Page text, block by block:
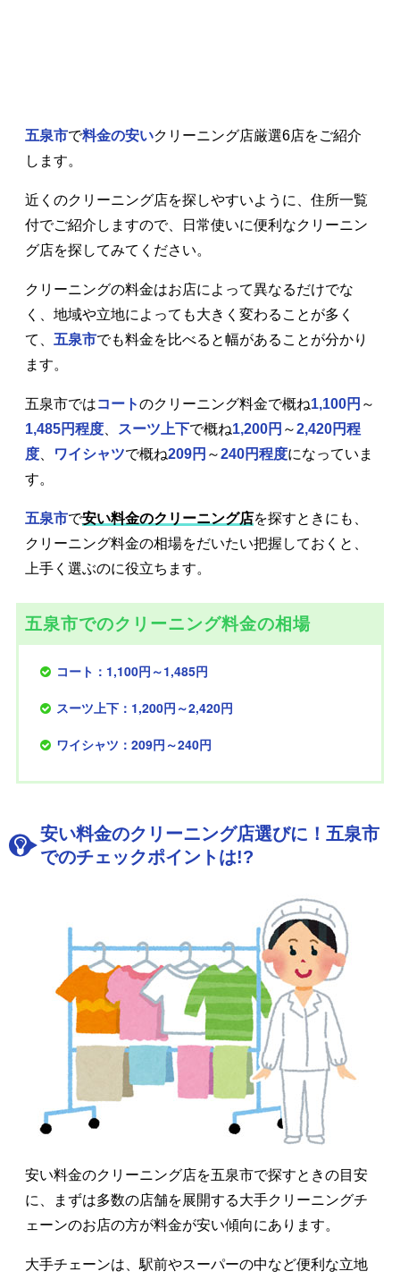
五泉市で料金の安いクリーニング店厳選6店をご紹介
します。
近くのクリーニング店を探しやすいように、住所一覧
付でご紹介しますので、日常使いに便利なクリーニン
グ店を探してみてください。
クリーニングの料金はお店によって異なるだけでな
く、地域や立地によっても大きく変わることが多く
て、 五泉市でも料金を比べると幅があることが分かり
ます。
五泉市ではコートのクリーニング料金で概ね1,100円 ～
1,485円程度
スーツ上下で概ね1,200円 ～2,420円程
度
ワイシャツで概ね209円 ～240円程度になっていま
す。
五泉市で安い料金のクリーニング店を探すときにも、
クリーニング料金の相場をだいたい把握しておくと、
上手く選ぶのに役立ちます。
五泉市でのクリーニング料金の相場
コート：1,100円～1,485円
スーツ上下：1,200円～2,420円
ワイシャツ：209円～240円
安い料金のクリーニング店選びに！五泉市
でのチェックポイントは!?
安い料金のクリーニング店を五泉市で探すときの目安
に、まずは多数の店舗を展開する大手クリーニングチ
ェーンのお店の方が料金が安い傾向にあります。
大手チェーンは、駅前やスーパーの中など便利な立地